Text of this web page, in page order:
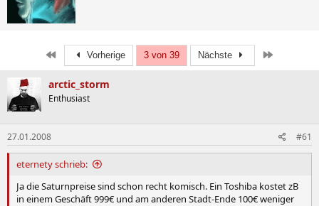
Samsung R70 Daryos:
Aktuelle Preise:
Samsung R70 Despina:
Samsung R70 Devin:
Aktuelles BIOS:
Despina + Devin:07AB
Changelog für das 04AB-Bios. Changelog für
05AB,06AB und 07AB unbekannt:
b
Erste Vorherige 3 von 39 Nächste
arctic_storm
Enthusiast
27.01.2008 #61
eternety schrieb:
Ja die Saturnpreise sind schon recht komisch. Ein Toshiba kostet zB
in einem Geschäft 999€ und am anderen Stadt-Ende 100€ weniger